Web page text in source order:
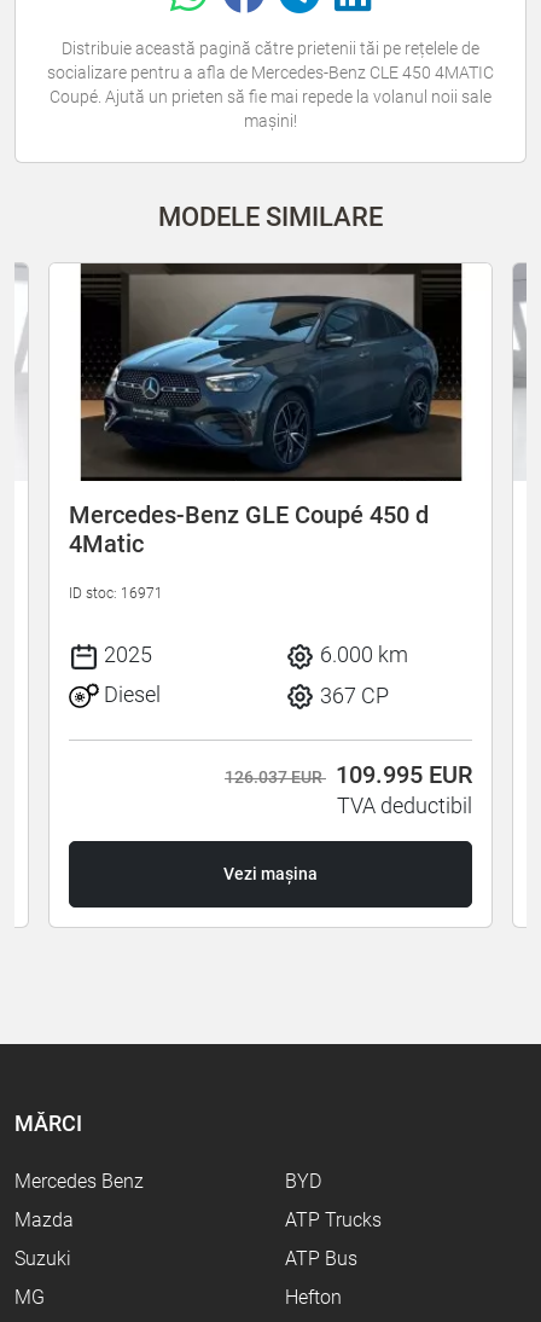
Distribuie această pagină către prietenii tăi pe rețelele de
socializare pentru a afla de Mercedes-Benz CLE 450 4MATIC
Coupé. Ajută un prieten să fie mai repede la volanul noii sale
mașini!
MODELE SIMILARE
Mercedes-Benz GLE Coupé 450 d
4Matic
ID stoc: 16971
2025
6.000 km
Diesel
367 CP
126.037 EUR 109.995 EUR
TVA deductibil
Vezi mașina
MĂRCI
Mercedes Benz
Mazda
Suzuki
MG
BYD
ATP Trucks
ATP Bus
Hefton